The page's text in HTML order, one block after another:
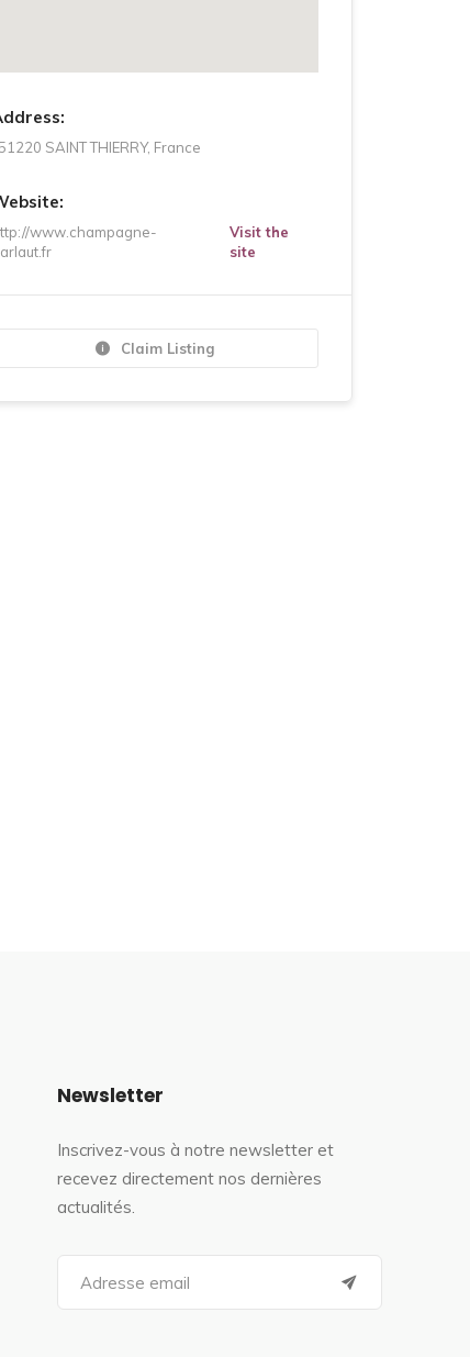
, 51220 SAINT THIERRY, France
www.champagne-
Visit the
site
Claim Listing
Newsletter
Inscrivez-vous à notre newsletter et
recevez directement nos dernières
actualités.
a